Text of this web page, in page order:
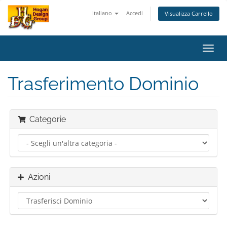
Italiano Accedi Visualizza Carrello
Attiva
Trasferimento Dominio
Categorie
Azioni